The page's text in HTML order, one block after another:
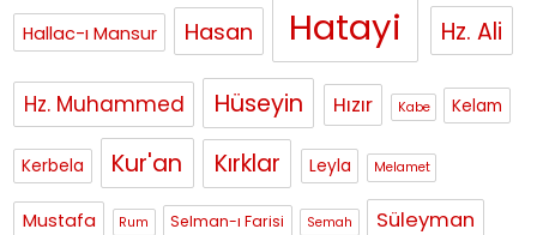
Hallac-ı Mansur Hasan Hatayi Hz. Ali
Hz. Muhammed Hüseyin Hızır Kabe Kelam
Kerbela Kur'an Kırklar Leyla Melamet
Mustafa Rum Selman-ı Farisi Semah Süleyman